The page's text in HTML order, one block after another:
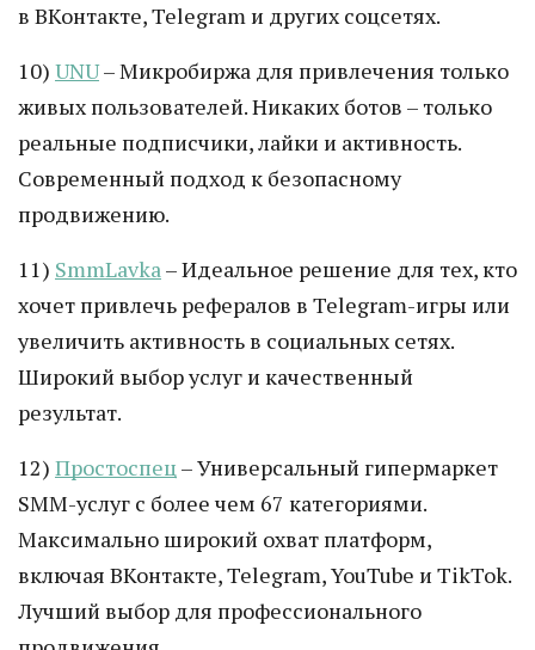
в ВКонтакте, Telegram и других соцсетях.
10) UNU– Микробиржа для привлечения только
живых пользователей. Никаких ботов – только
реальные подписчики, лайки и активность.
Современный подход к безопасному
продвижению.
11) SmmLavka– Идеальное решение для тех, кто
хочет привлечь рефералов в Telegram-игры или
увеличить активность в социальных сетях.
Широкий выбор услуг и качественный
результат.
12) Простоспец– Универсальный гипермаркет
SMM-услуг с более чем 67 категориями.
Максимально широкий охват платформ,
включая ВКонтакте, Telegram, YouTube и TikTok.
Лучший выбор для профессионального